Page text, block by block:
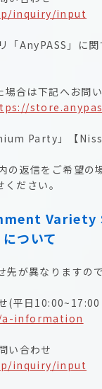
inquiry/input
AnyPASS」に関
合は下記へお問い
Party」【
の返信をご希望
ださい。
Variety
ついて
が異なりますの
(平日10:00~17:00
information
い合わせ
inquiry/input